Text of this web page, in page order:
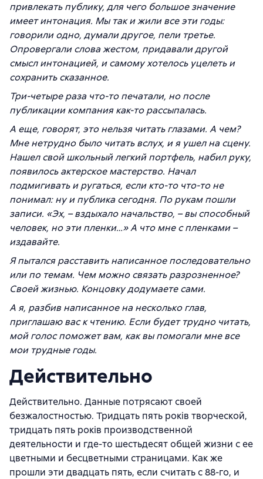
привлекать публику, для чего большое значение
имеет интонация. Мы так и жили все эти годы:
говорили одно, думали другое, пели третье.
Опровергали слова жестом, придавали другой
смысл интонацией, и самому хотелось уцелеть и
сохранить сказанное.
Три-четыре раза что-то печатали, но после
публикации компания как-то рассыпалась.
А еще, говорят, это нельзя читать глазами. А чем?
Мне нетрудно было читать вслух, и я ушел на сцену.
Нашел свой школьный легкий портфель, набил руку,
появилось актерское мастерство. Начал
подмигивать и ругаться, если кто-то что-то не
понимал: ну и публика сегодня. По рукам пошли
записи. «Эх, – вздыхало начальство, – вы способный
человек, но эти пленки…» А что мне с пленками –
издавайте.
Я пытался расставить написанное последовательно
или по темам. Чем можно связать разрозненное?
Своей жизнью. Концовку додумаете сами.
А я, разбив написанное на несколько глав,
приглашаю вас к чтению. Если будет трудно читать,
мой голос поможет вам, как вы помогали мне все
мои трудные годы.
Действительно
Действительно. Данные потрясают своей
безжалостностью. Тридцать пять рокiв творческой,
тридцать пять рокiв производственной
деятельности и где-то шестьдесят общей жизни с ее
цветными и бесцветными страницами. Как же
прошли эти двадцать пять, если считать с 88-го, и